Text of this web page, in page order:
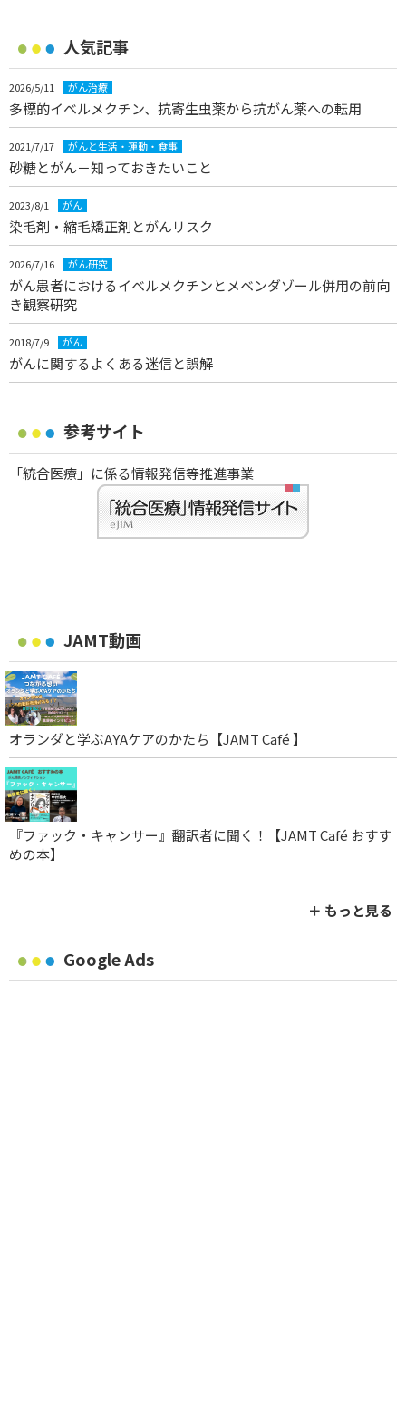
人気記事
2026/5/11 がん治療
多標的イベルメクチン、抗寄生虫薬から抗がん薬への転用
2021/7/17 がんと生活・運動・食事
砂糖とがん－知っておきたいこと
2023/8/1 がん
染毛剤・縮毛矯正剤とがんリスク
2026/7/16 がん研究
がん患者におけるイベルメクチンとメベンダゾール併用の前向
き観察研究
2018/7/9 がん
がんに関するよくある迷信と誤解
参考サイト
「統合医療」に係る情報発信等推進事業
JAMT動画
オランダと学ぶAYAケアのかたち【JAMT Café 】
『ファック・キャンサー』翻訳者に聞く！【JAMT Café おすす
めの本】
＋ もっと見る
Google Ads